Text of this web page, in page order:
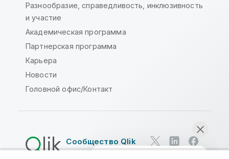
Разнообразие, справедливость, инклюзивность
и участие
Академическая программа
Партнерская программа
Карьера
Новости
Головной офис/Контакт
Сообщество Qlik